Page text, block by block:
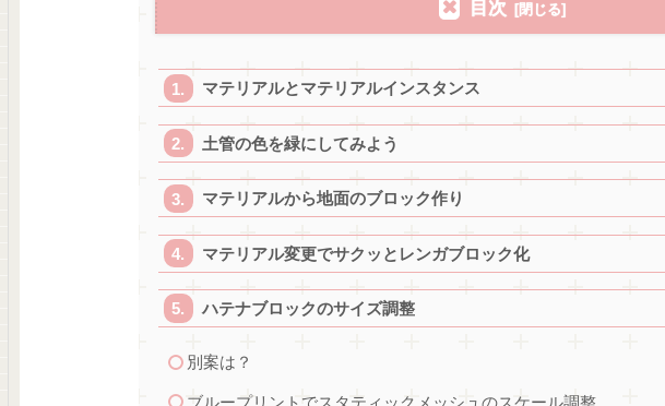
目次
マテリアルとマテリアルインスタンス
土管の色を緑にしてみよう
マテリアルから地面のブロック作り
マテリアル変更でサクッとレンガブロック化
ハテナブロックのサイズ調整
別案は？
ブループリントでスタティックメッシュのスケール調整